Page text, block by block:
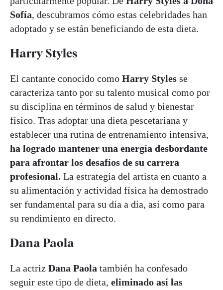
Sofía, descubramos cómo estas celebridades han
adoptado y se están beneficiando de esta dieta.
Harry Styles
El cantante conocido como Harry Styles se
caracteriza tanto por su talento musical como por
su disciplina en términos de salud y bienestar
físico. Tras adoptar una dieta pescetariana y
establecer una rutina de entrenamiento intensiva,
ha logrado mantener una energía desbordante
para afrontar los desafíos de su carrera
profesional. La estrategia del artista en cuanto a
su alimentación y actividad física ha demostrado
ser fundamental para su día a día, así como para
su rendimiento en directo.
Dana Paola
La actriz Dana Paola también ha confesado
seguir este tipo de dieta, eliminado así las